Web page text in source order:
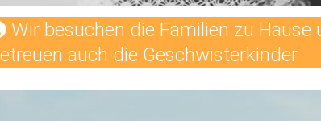
Wir besuchen die Familien zu Hause
auch die Geschwisterkinder